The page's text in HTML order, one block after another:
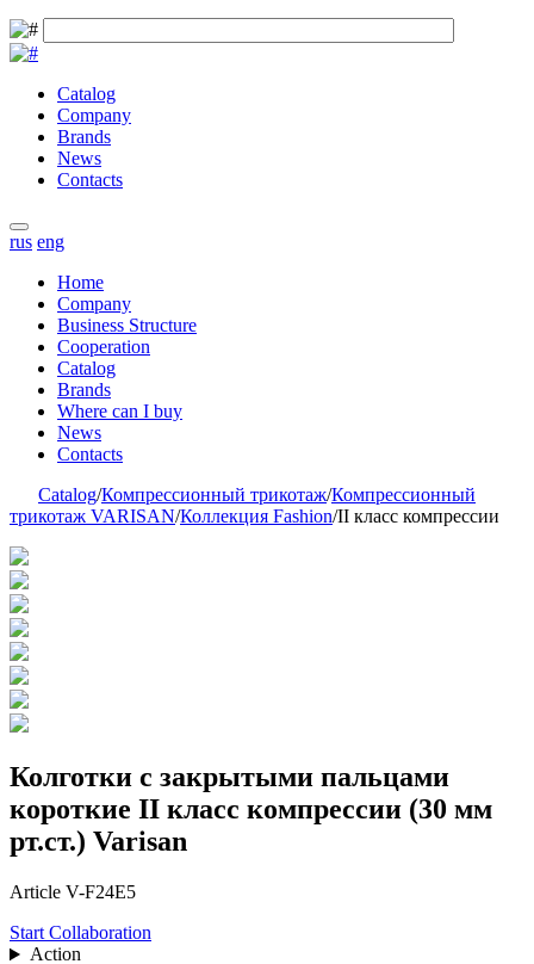
Catalog
Company
Brands
News
Contacts
rus eng
Home
Company
Business Structure
Cooperation
Catalog
Brands
Where can I buy
News
Contacts
Catalog/Компрессионный трикотаж/Компрессионный
трикотаж VARISAN/Коллекция Fashion/II класс компрессии
Колготки с закрытыми пальцами
короткие II класс компрессии (30 мм
рт.ст.) Varisan
Article V-F24E5
Start Collaboration
Action